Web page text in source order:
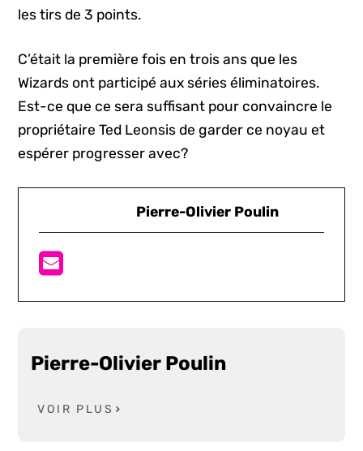
les tirs de 3 points.
C’était la première fois en trois ans que les
Wizards ont participé aux séries éliminatoires.
Est-ce que ce sera suffisant pour convaincre le
propriétaire Ted Leonsis de garder ce noyau et
espérer progresser avec?
Pierre-Olivier Poulin
Pierre-Olivier Poulin
VOIR PLUS